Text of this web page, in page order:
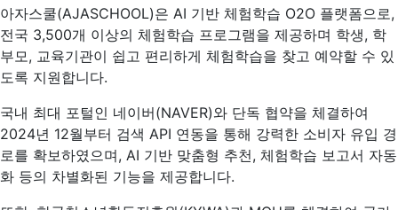
아자스쿨(AJASCHOOL)은 AI 기반 체험학습 O2O 플랫폼으로,
전국 3,500개 이상의 체험학습 프로그램을 제공하며 학생, 학
부모, 교육기관이 쉽고 편리하게 체험학습을 찾고 예약할 수 있
도록 지원합니다.
국내 최대 포털인 네이버(NAVER)와 단독 협약을 체결하여
2024년 12월부터 검색 API 연동을 통해 강력한 소비자 유입 경
로를 확보하였으며, AI 기반 맞춤형 추천, 체험학습 보고서 자동
화 등의 차별화된 기능을 제공합니다.